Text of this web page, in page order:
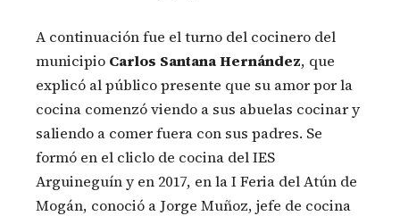
A continuación fue el turno del cocinero del
municipio Carlos Santana Hernández, que
explicó al público presente que su amor por la
cocina comenzó viendo a sus abuelas cocinar y
saliendo a comer fuera con sus padres. Se
formó en el cliclo de cocina del IES
Arguineguín y en 2017, en la I Feria del Atún de
Mogán, conoció a Jorge Muñoz, jefe de cocina